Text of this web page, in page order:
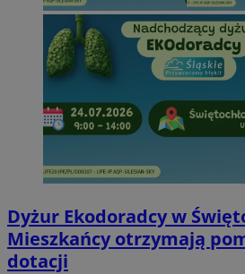
Dyżur Ekodoradcy w
Mieszkańcy otrzymają
dotacji